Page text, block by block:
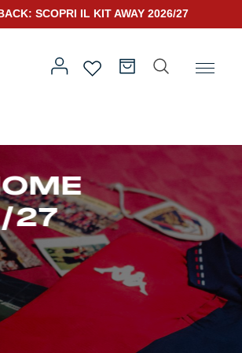
SCOPRI IL KIT AWAY 2026/27
NUOVO KIT PORTIERE 2026/27
27